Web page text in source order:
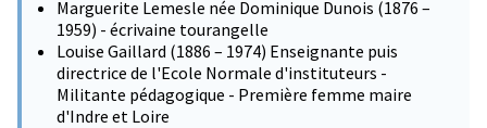
Marguerite Lemesle née Dominique Dunois (1876 –
1959) - écrivaine tourangelle
Louise Gaillard (1886 – 1974) Enseignante puis
directrice de l'Ecole Normale d'instituteurs -
Militante pédagogique - Première femme maire
d'Indre et Loire